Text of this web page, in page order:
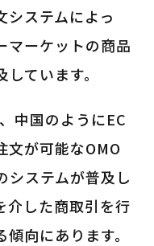
システムによっ
マーケットの商品
ています。
中国のようにEC
文が可能なOMO
システムが普及し
介した商取引を行
向にあります。